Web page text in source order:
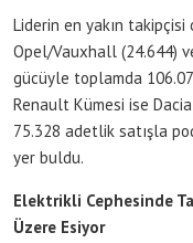
Liderin en yakın
Opel/Vauxhall (24.644)
gücüyle toplamda
Renault Kümesi ise
75.328 adetlik satışla
yer buldu.
Elektrikli Cephesinde
Üzere Esiyor